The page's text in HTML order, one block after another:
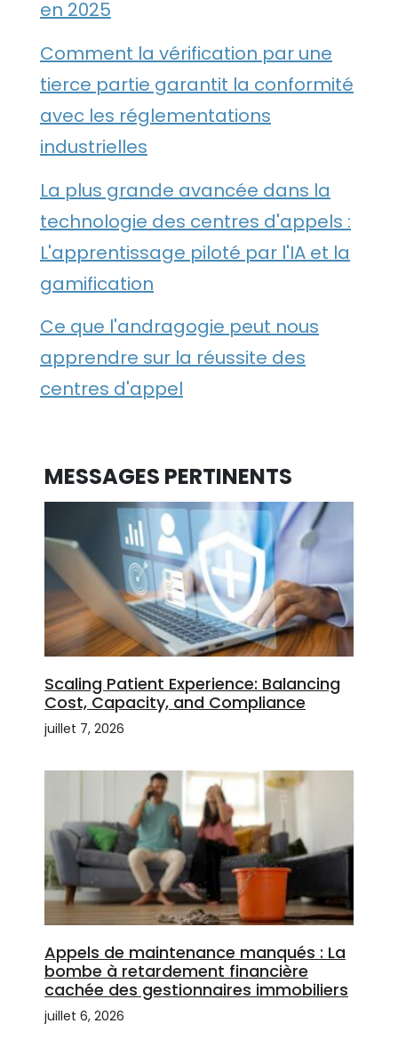
en 2025
Comment la vérification par une
tierce partie garantit la conformité
avec les réglementations
industrielles
La plus grande avancée dans la
technologie des centres d'appels :
L'apprentissage piloté par l'IA et la
gamification
Ce que l'andragogie peut nous
apprendre sur la réussite des
centres d'appel
MESSAGES PERTINENTS
Scaling Patient Experience: Balancing
Cost, Capacity, and Compliance
juillet 7, 2026
Appels de maintenance manqués : La
bombe à retardement financière
cachée des gestionnaires immobiliers
juillet 6, 2026